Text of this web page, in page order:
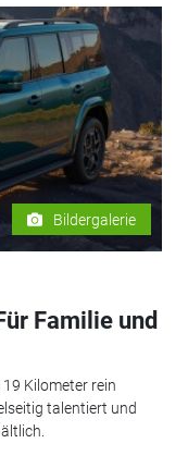
Bildergalerie
Familie und
Kilometer rein
talentiert und